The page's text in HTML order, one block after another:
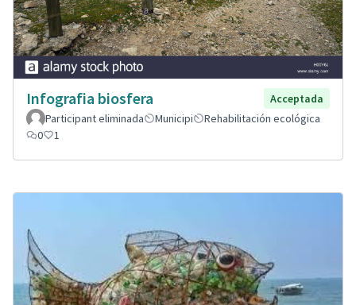
Infografia biosfera
Acceptada
Participant eliminada
Municipi
Rehabilitación ecológica
0
1